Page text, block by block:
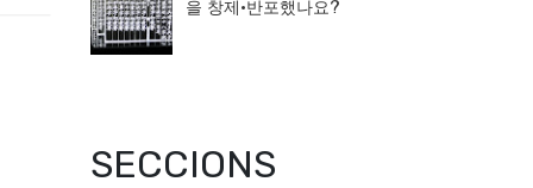
을 창제·반포했나요?
SECCIONS